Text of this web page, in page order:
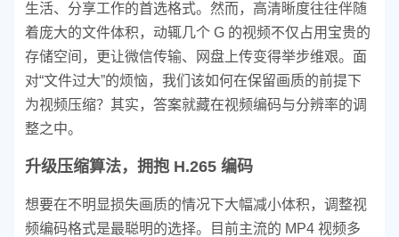
生活、分享工作的首选格式。然而，高清晰度往往伴随
着庞大的文件体积，动辄几个 G 的视频不仅占用宝贵的
存储空间，更让微信传输、网盘上传变得举步维艰。面
对“文件过大”的烦恼，我们该如何在保留画质的前提下
为视频压缩？其实，答案就藏在视频编码与分辨率的调
整之中。
升级压缩算法，拥抱 H.265 编码
想要在不明显损失画质的情况下大幅减小体积，调整视
频编码格式是最聪明的选择。目前主流的 MP4 视频多